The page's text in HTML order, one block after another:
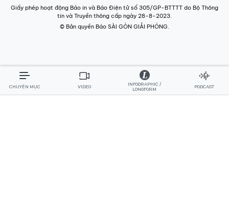
Giấy phép hoạt động Báo in và Báo Điện tử số 305/GP-BTTTT do Bộ Thông
tin và Truyền thông cấp ngày 28-8-2023.
© Bản quyền Báo SÀI GÒN GIẢI PHÓNG.
CHUYÊN MỤC VIDEO
INFOGRAPHIC /
LONGFORM
PODCAST